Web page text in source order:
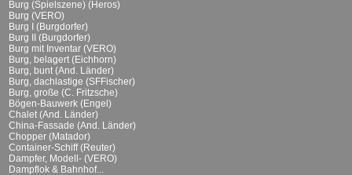
Burg (Spielszene) (Heros)
Burg (VERO)
Burg I (Burgdorfer)
Burg II (Burgdorfer)
Burg mit Inventar (VERO)
Burg, belagert (Eichhorn)
Burg, bunt (And. Länder)
Burg, dachlastige (SFFischer)
Burg, große (C. Fritzsche)
Bögen-Bauwerk (Engel)
Chalet (And. Länder)
China-Fassade (And. Länder)
Chopper (Matador)
Container-Schiff (Reuter)
Dampfer, Modell- (VERO)
Dampflok & Bahnhof...